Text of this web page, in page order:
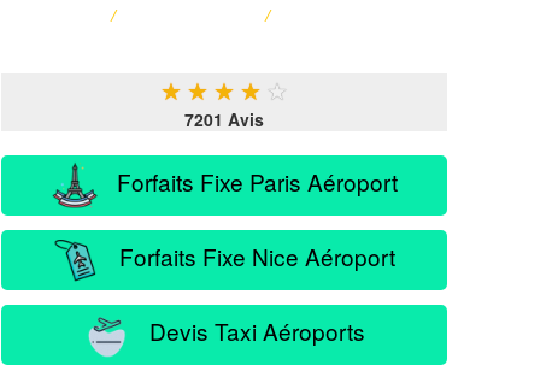
/ /
★ ★ ★ ★ ★
7201 Avis
Forfaits Fixe Paris Aéroport
Forfaits Fixe Nice Aéroport
Devis Taxi Aéroports